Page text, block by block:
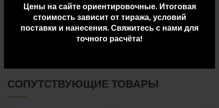
Цены на сайте ориентировочные. Итоговая
стоимость зависит от тиража, условий
поставки и нанесения. Свяжитесь с нами для
точного расчёта!
ДОПОЛНИТЕЛЬНАЯ ИНФОРМАЦИЯ
ДОСТАВКА И ОПЛАТА
СОПУТСТВУЮЩИЕ ТОВАРЫ